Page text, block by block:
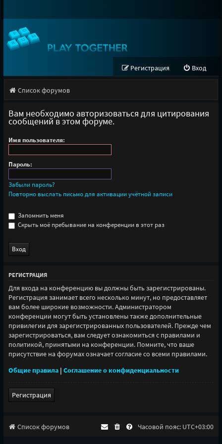
Вход
Регистрация
Список форумов
Вам необходимо авторизоваться для цитирования
сообщений в этом форуме.
Имя пользователя:
Пароль:
Забыли пароль?
Повторно выслать письмо для активации учётной записи
Запомнить меня
Скрыть моё пребывание на конференции в этот раз
РЕГИСТРАЦИЯ
Для входа на конференцию вы должны быть зарегистрированы.
Регистрация занимает всего несколько минут, но предоставляет
вам более широкие возможности. Администратором
конференции могут быть установлены также дополнительные
привилегии для зарегистрированных пользователей. Прежде чем
зарегистрироваться, вам следует ознакомиться с правилами и
политикой, принятыми на конференции. Помните, что ваше
присутствие на форумах означает согласие со всеми правилами.
Общие правила| Соглашение о конфиденциальности
Регистрация
Список форумов Часовой пояс: UTC+03:00